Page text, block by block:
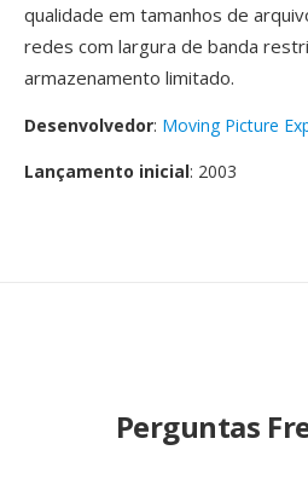
qualidade em tamanhos de
redes com largura de banda
armazenamento limitado.
Desenvolvedor: Moving Picture
Lançamento inicial: 2003
Perguntas